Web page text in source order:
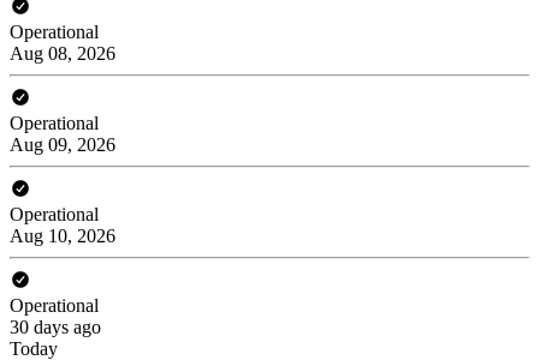
Operational
Aug 08, 2026
Operational
Aug 09, 2026
Operational
Aug 10, 2026
Operational
30 days ago
Today